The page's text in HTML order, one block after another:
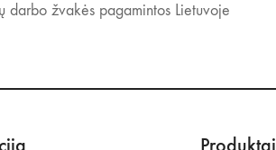
darbo žvakės pagamintos Lietuvoje
Produktai